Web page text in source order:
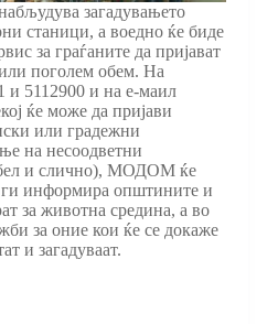
загадувањето
станици, а воедно ќе биде
за граѓаните да пријават
поголем обем. На
и 5112900 и на е-маил
ќе може да пријави
или градежни
на несоодветни
и слично), МОДОМ ќе
ги информира општините и
за животна средина, а во
за оние кои ќе се докаже
и загадуваат.